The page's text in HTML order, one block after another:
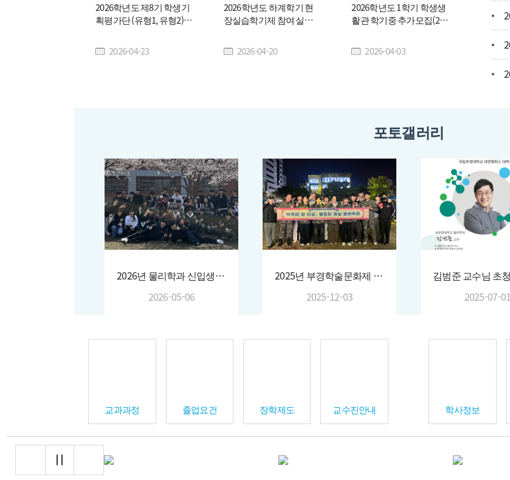
2026학년도 제8기 학생기
획평가단 (유형1, 유형2)
2026-04-23
2026학년도 하계학기 현
장실습학기제 참여 실습
2026-04-20
2026학년도 1학기 학생생
활관 학기중 추가모집(2
2026-04-03
포토갤러리
2026년 물리학과 신입생환영회 (2026.04.03.~04.)
2026-05-06
2025년 부경학술문화제 (2025.10.30. )
2025-12-03
2025-07-01
교과과정 졸업요건 장학제도 교수진안내 학사정보